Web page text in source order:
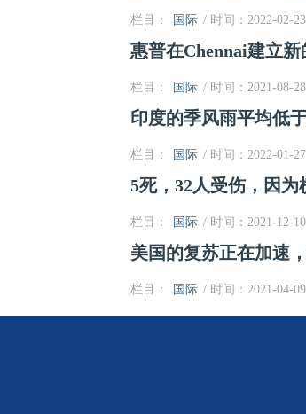
栏目： 国际 / 时间：2022-02-23
惠普在Chennai建立
栏目： 国际 / 时间：2021-08-28
印度的季风雨平均低
栏目： 国际 / 时间：2022-01-27
5死，32人受伤，因
栏目： 国际 / 时间：2021-12-10
美国的复苏正在加速
栏目： 国际 / 时间：2021-04-09